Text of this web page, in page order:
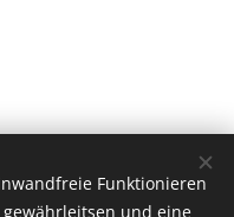
vorbehalten
Cookies
Funktionieren
und eine